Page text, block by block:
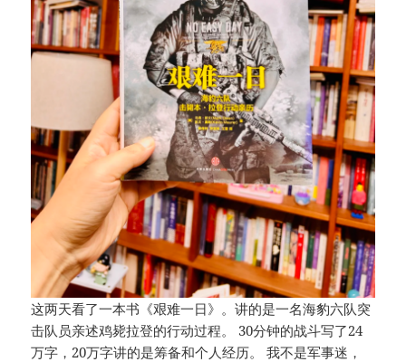
这两天看了一本书《艰难一日》。讲的是一名海豹六队突
击队员亲述鸡毙拉登的行动过程。 30分钟的战斗写了24
万字，20万字讲的是筹备和个人经历。 我不是军事迷，